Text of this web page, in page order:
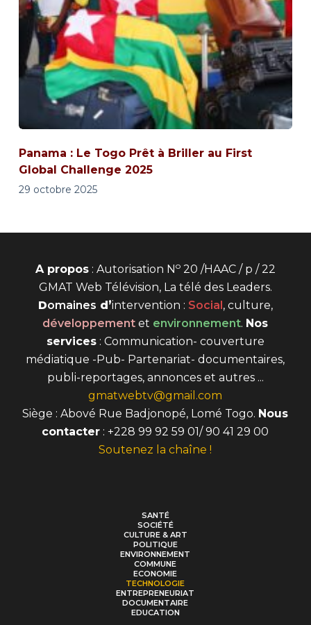
Panama : Le Togo Prêt à Briller au First
Global Challenge 2025
29 octobre 2025
A propos: Autorisation No20 /HAAC / p / 22
GMAT Web Télévision, La télé des Leaders.
Domaines d’intervention : Social, culture,
développement et environnement. Nos
services: Communication- couverture
médiatique -Pub- Partenariat- documentaires,
publi-reportages, annonces et autres ...
gmatwebtv@gmail.com
Siège : Abové Rue Badjonopé, Lomé Togo. Nous
contacter : +228 99 92 59 01/ 90 41 29 00
Soutenez la chaîne !
SANTÉ
SOCIÉTÉ
CULTURE & ART
POLITIQUE
ENVIRONNEMENT
COMMUNE
ECONOMIE
TECHNOLOGIE
ENTREPRENEURIAT
DOCUMENTAIRE
EDUCATION